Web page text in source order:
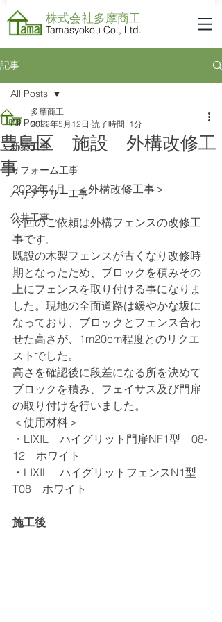
株式会社​多摩商工
Tamasyokou Co., Ltd.
記事
All Posts
新築工事
リフォーム工事
バリアフリー工事
公共工事
All Posts
豊島区 施設 外構改修工
事
多摩商工
2023年5月12日 読了時間: 1分
2023年4月　＜外構改修工事＞
今回のご依頼は外構フェンスの改修工
事です。
既設の木製フェンスが古くなり改修時
期となったため、ブロックを積みその
上にフェンスを取り付ける事になりま
した。現地の全面道路は緩やかな坂に
なっており、ブロックとフェンス合わ
せた高さが、1m20cm程度とのリクエ
ストでした。
高さを確認後に段差になる所を決めて
ブロックを積み、フェイサス及び門扉
の取り付けを行いました。
＜使用材料＞
・LIXIL　ハイグリット門扉NF1型　08-
12　ホワイト
・LIXIL　ハイグリットフェンスN1型
T08　ホワイト
施工後